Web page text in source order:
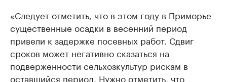
«Следует отметить, что в этом году в Приморье
существенные осадки в весенний период
привели к задержке посевных работ. Сдвиг
сроков может негативно сказаться на
подверженности сельхозкультур рискам в
оставшийся период. Нужно отметить, что